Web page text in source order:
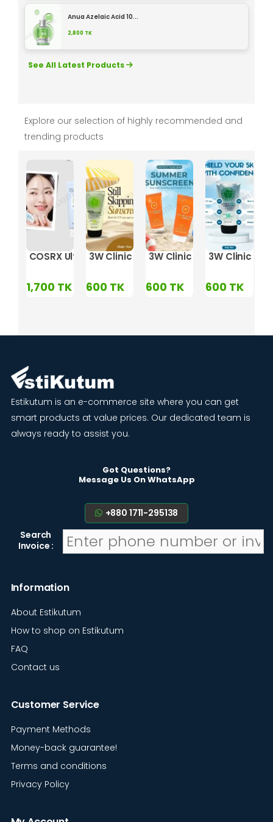
Anua Azelaic Acid 10...
2,800 TK
See All Latest Products
Explore our selection of highly recommended and
trending products
SPF 50+ PA+++
Block SPF 50+/PA+++
Sunblock Cream – 70ml
Age Shield Face Oil-Free Sunscreen - 88ml
COSRX Ultra-Light Invisible Sunscreen – 50ml
1,700 TK
3W Clinic Intensive Green Tea
600 TK
3W Clinic Multi Protection
600 TK
3W Clinic
600 TK
Estikutum is an e-commerce site where you can get
smart products at value prices. Our dedicated team is
always ready to assist you.
Got Questions?
Message Us On WhatsApp
+880 1711-295138
Search
Invoice :
Information
About Estikutum
How to shop on Estikutum
FAQ
Contact us
Customer Service
Payment Methods
Money-back guarantee!
Terms and conditions
Privacy Policy